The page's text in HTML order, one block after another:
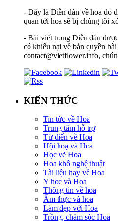
- Đây là Diễn đàn về hoa do
quan tới hoa sẽ bị chúng tôi
- Bài viết trong Diễn đàn
có khiếu nại về bản quyền
contact@vietflower.info,
KIẾN THỨC
Tin tức về Hoa
Trung tâm hỗ trợ
Từ điển về Hoa
Hội hoạ và Hoa
Học vẽ Hoa
Hoa khô nghệ thuật
Tài liệu hay về Hoa
Y học và Hoa
Thông tin về hoa
Ẩm thực và hoa
Làm đẹp với Hoa
Trồng, chăm sóc Hoa